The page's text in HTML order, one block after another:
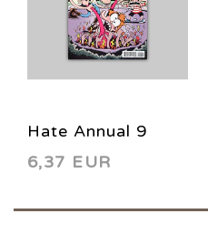
Hate Annual 9
2011
6,37 EUR